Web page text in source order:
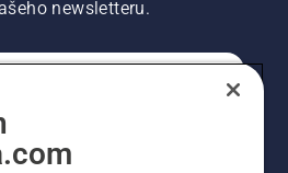
newsletteru.